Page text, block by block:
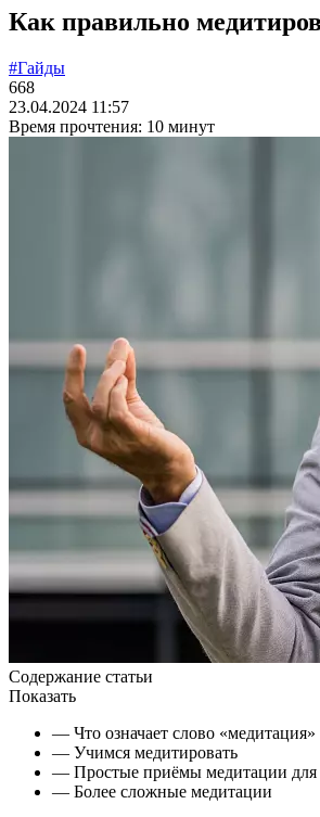
Как правильно
#Гайды
668
23.04.2024 11:57
Время прочтения: 10 минут
Содержание статьи
Показать
— Что означает слово «медитация»
— Учимся медитировать
— Простые приёмы медитации для
— Более сложные медитации